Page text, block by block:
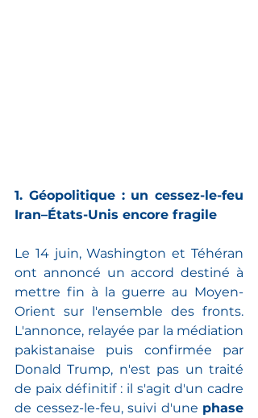
1. Géopolitique : un cessez-le-feu
Iran–États-Unis encore fragile
Le 14 juin, Washington et Téhéran
ont annoncé un accord destiné à
mettre fin à la guerre au Moyen-
Orient sur l'ensemble des fronts.
L'annonce, relayée par la médiation
pakistanaise puis confirmée par
Donald Trump, n'est pas un traité
de paix définitif : il s'agit d'un cadre
de cessez-le-feu, suivi d'une phase